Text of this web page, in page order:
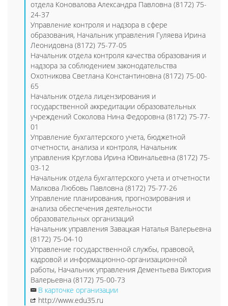
отдела Коновалова Александра Павловна (8172) 75-
24-37
Управление контроля и надзора в сфере
образования, Начальник управления Гуляева Ирина
Леонидовна (8172) 75-77-05
Начальник отдела контроля качества образования и
надзора за соблюдением законодательства
Охотникова Светлана Константиновна (8172) 75-00-
65
Начальник отдела лицензирования и
государственной аккредитации образовательных
учреждений Соколова Нина Федоровна (8172) 75-77-
01
Управление бухгалтерского учета, бюджетной
отчетности, анализа и контроля, Начальник
управления Круглова Ирина Ювинальевна (8172) 75-
03-12
Начальник отдела бухгалтерского учета и отчетности
Малкова Любовь Павловна (8172) 75-77-26
Управление планирования, прогнозирования и
анализа обеспечения деятельности
образовательных организаций
Начальник управления Завацкая Наталья Валерьевна
(8172) 75-04-10
Управление государственной службы, правовой,
кадровой и информационно-организационной
работы, Начальник управления Дементьева Виктория
Валерьевна (8172) 75-00-73
В карточке организации
http://www.edu35.ru